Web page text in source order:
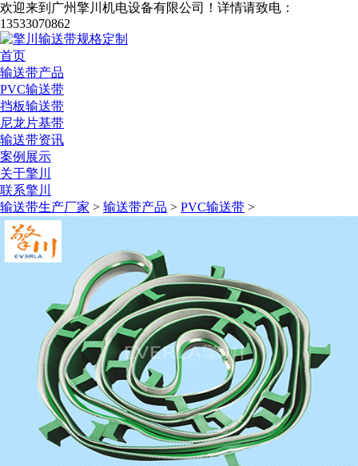
欢迎来到广州擎川机电设备有限公司！ 详情请致电：
13533070862
首页
输送带产品
PVC输送带
挡板输送带
尼龙片基带
输送带资讯
案例展示
关于擎川
联系擎川
输送带生产厂家 > 输送带产品 > PVC输送带 >